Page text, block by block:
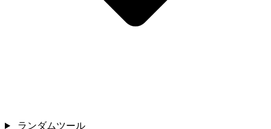
ランダムツール